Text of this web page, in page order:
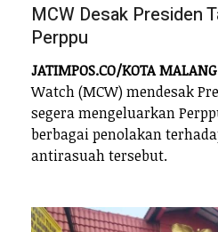
MCW Desak Presiden
Perppu
JATIMPOS.CO/KOTA
Watch (MCW) mendesak
segera mengeluarkan
berbagai penolakan
antirasuah tersebut.